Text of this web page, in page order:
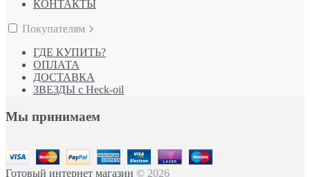
КОНТАКТЫ
Покупателям
ГДЕ КУПИТЬ?
ОПЛАТА
ДОСТАВКА
ЗВЕЗДЫ с Heck-oil
Мы принимаем
Готовый интернет магазин © 2026